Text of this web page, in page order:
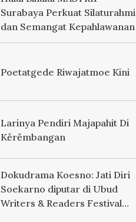
Surabaya Perkuat Silaturahmi
dan Semangat Kepahlawanan
Poetatgede Riwajatmoe Kini
Larinya Pendiri Majapahit Di
Kěrěmbangan
Dokudrama Koesno: Jati Diri
Soekarno diputar di Ubud
Writers & Readers Festival